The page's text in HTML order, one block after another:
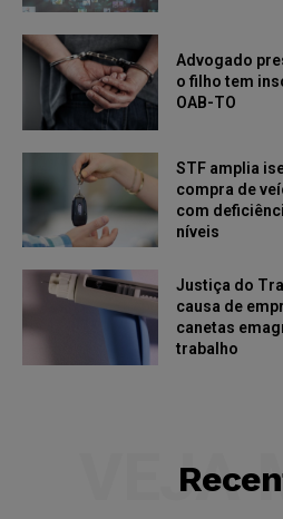
Advogado
o filho tem
OAB-TO
STF amplia
compra de
com
níveis
Justiça do
causa de
canetas
trabalho
VEJA